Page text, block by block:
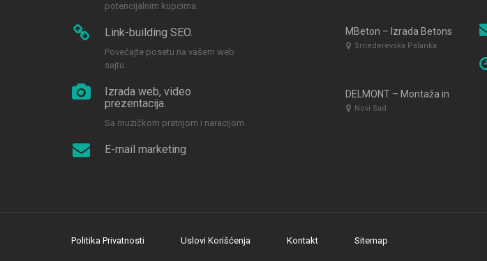
potencijalnim kupcima.
Link-building SEO.
Povećajte posetu na vašem web
sajtu.
Izrada web, video
prezentacija.
Sa muzičkom pratnjom i naracijom.
E-mail marketing
Smederevska Palanka
Novi Sad
Politika Privatnosti Uslovi Korišćenja Kontakt Sitemap